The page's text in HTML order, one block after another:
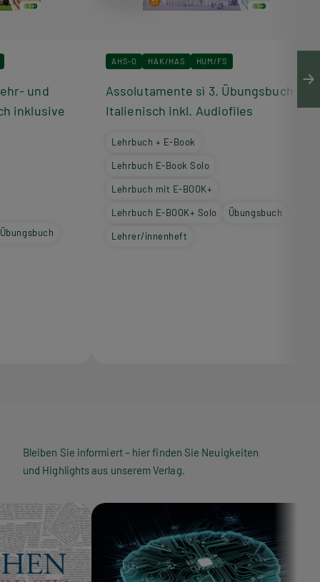
und
inklusive
Übungsbuch
AHS-O HAK/HAS HUM/FS
Assolutamente sì 3. Übungsbuch
Italienisch inkl. Audiofiles
Lehrbuch + E-Book
Lehrbuch E-Book Solo
Lehrbuch mit E-BOOK+
Lehrbuch E-BOOK+ Solo Übungsbuch
Lehrer/innenheft
Bleiben Sie informiert – hier finden Sie Neuigkeiten
und Highlights aus unserem Verlag.